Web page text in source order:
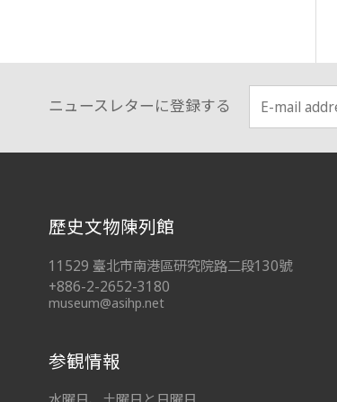
ニュースレターに登録する
:::
歷史文物陳列館
11529 臺北市南港區研究院路二段130號
+886-2-2652-3180
museum@asihp.net
参観情報